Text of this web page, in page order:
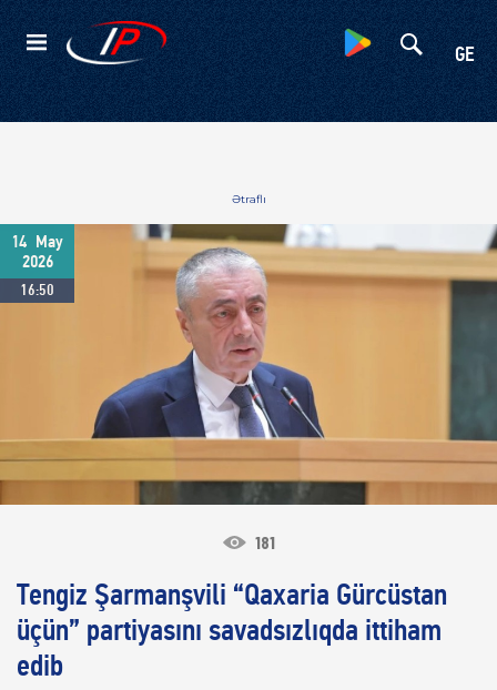
GE
Kateqoriyalar
Ətraflı
14
May
2026
16:50
181
Tengiz Şarmanşvili “Qaxaria Gürcüstan
üçün” partiyasını savadsızlıqda ittiham
edib